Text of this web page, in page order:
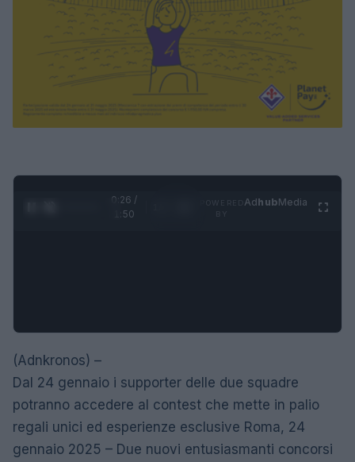
0:26 /
1:50
AdhubMedia
(Adnkronos) –
Dal 24 gennaio i supporter delle due squadre
potranno accedere al contest che mette in palio
regali unici ed esperienze esclusive Roma, 24
gennaio 2025 – Due nuovi entusiasmanti concorsi